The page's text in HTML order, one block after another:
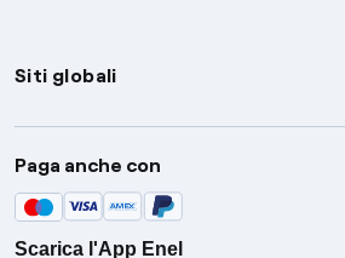
Siti globali
Enel Group
Enel Green Power
Global Trading
Paga anche con
Scarica l'App Enel